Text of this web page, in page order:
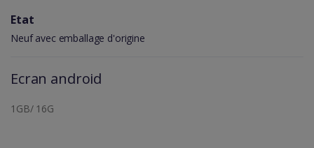
Etat
Neuf avec emballage d'origine
Ecran android
1GB/ 16G